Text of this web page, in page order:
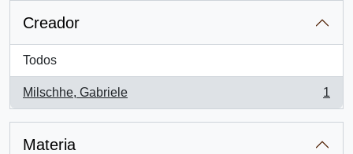
Creador
Todos
Milschhe, Gabriele
, 1 resultados
1
Materia